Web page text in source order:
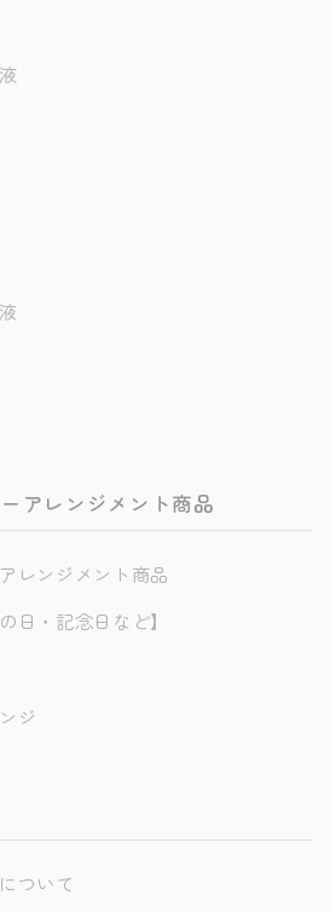
アレンジメント商品
レンジメント商品
日・記念日など】
ジ
ついて